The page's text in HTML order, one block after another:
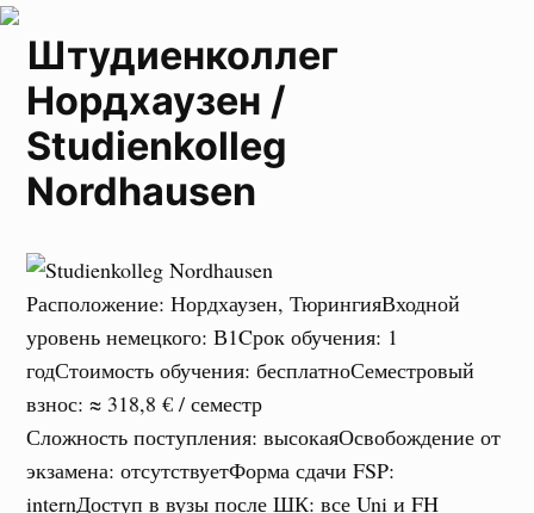
Штудиенколлег
Нордхаузен /
Studienkolleg
Nordhausen
Расположение:Нордхаузен, ТюрингияВходной
уровень немецкого:В1Cрок обучения: 1
годСтоимость обучения:бесплатноСеместровый
взнос:≈ 318,8 € / семестр
Сложность поступления:высокаяОсвобождение от
экзамена:отсутствуетФорма сдачи FSP:
internДоступ в вузы после ШК:все Uni и FH